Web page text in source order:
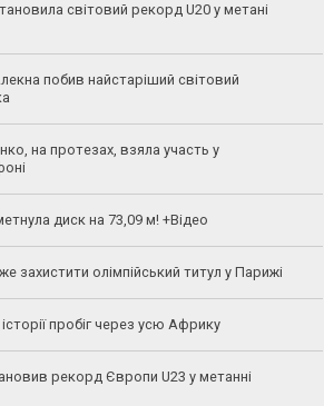
світовий рекорд U20 у метані
побив найстаріший світовий
на протезах, взяла участь у
диск на 73,09 м! +Відео
захистити олімпійський титул у Парижі
пробіг через усю Африку
рекорд Європи U23 у метанні